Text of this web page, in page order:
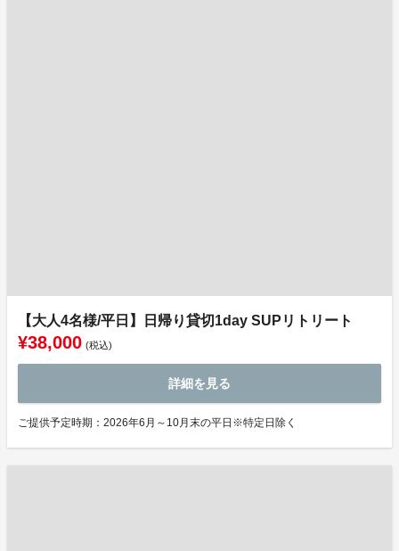
【大人4名様/平日】日帰り貸切1day SUPリトリート
¥38,000 (税込)
詳細を見る
ご提供予定時期：2026年6月～10月末の平日※特定日除く